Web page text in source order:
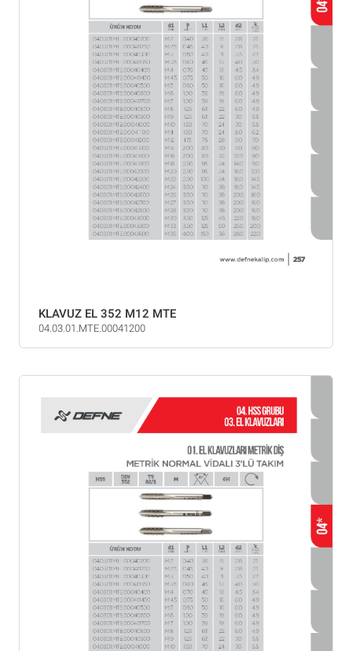
KLAVUZ EL 352 M12 MTE
04.03.01.MTE.00041200